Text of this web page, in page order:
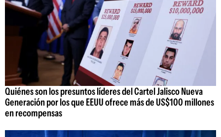
Quiénes son los presuntos líderes del Cartel Jalisco Nueva
Generación por los que EEUU ofrece más de US$100 millones
en recompensas